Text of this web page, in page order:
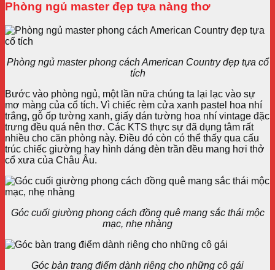
Phòng ngủ master đẹp tựa nàng thơ
Phòng ngủ master phong cách American Country đẹp tựa cổ
tích
Bước vào phòng ngủ, một lần nữa chúng ta lại lạc vào sự
mơ màng của cổ tích. Vì chiếc rèm cửa xanh pastel hoa nhí
trắng, gỗ ốp tường xanh, giấy dán tường hoa nhí vintage đặc
trưng đều quá nên thơ. Các KTS thực sự đã dụng tâm rất
nhiều cho căn phòng này. Điều đó còn có thể thấy qua cấu
trúc chiếc giường hay hình dáng đèn trần đều mang hơi thở
cổ xưa của Châu Âu.
Góc cuối giường phong cách đồng quê mang sắc thái mộc
mạc, nhẹ nhàng
Góc bàn trang điểm dành riêng cho những cô gái